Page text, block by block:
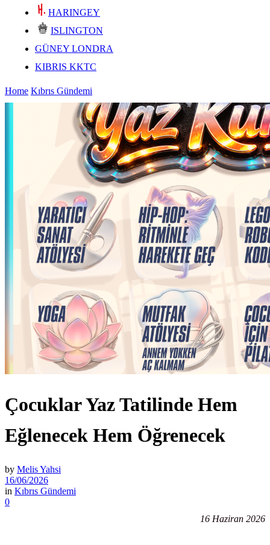
HARINGEY
ISLINGTON
GÜNEY LONDRA
KIBRIS KKTC
Home Kıbrıs Gündemi
Çocuklar Yaz Tatilinde Hem
Eğlenecek Hem Öğrenecek
by Melis Yahsi
16/06/2026
in Kıbrıs Gündemi
0
16 Haziran 2026